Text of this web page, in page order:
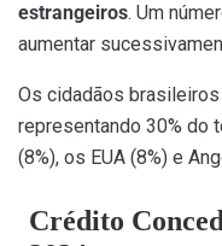
estrangeiros. Um
aumentar
Os cidadãos
representando 30% do
(8%), os EUA (8%) e